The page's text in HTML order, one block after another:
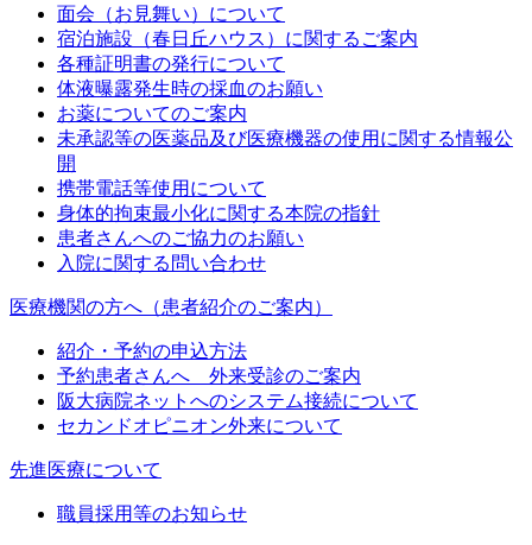
面会（お見舞い）について
宿泊施設（春日丘ハウス）に関するご案内
各種証明書の発行について
体液曝露発生時の採血のお願い
お薬についてのご案内
未承認等の医薬品及び医療機器の使用に関する情報公
開
携帯電話等使用について
身体的拘束最小化に関する本院の指針
患者さんへのご協力のお願い
入院に関する問い合わせ
医療機関の方へ（患者紹介のご案内）
紹介・予約の申込方法
予約患者さんへ 外来受診のご案内
阪大病院ネットへのシステム接続について
セカンドオピニオン外来について
先進医療について
職員採用等のお知らせ